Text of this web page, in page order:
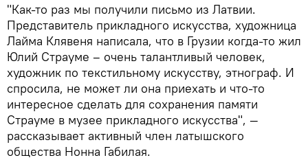
"Как-то раз мы получили письмо из Латвии.
Представитель прикладного искусства, художница
Лайма Клявеня написала, что в Грузии когда-то жил
Юлий Страуме – очень талантливый человек,
художник по текстильному искусству, этнограф. И
спросила, не может ли она приехать и что-то
интересное сделать для сохранения памяти
Страуме в музее прикладного искусства", —
рассказывает активный член латышского
общества Нонна Габилая.